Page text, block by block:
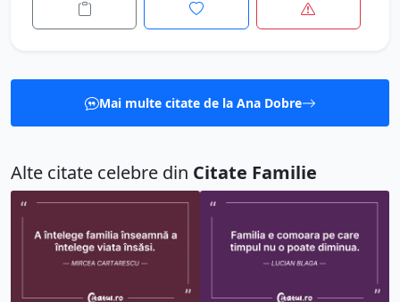
Mai multe citate de la Ana Dobre
Alte citate celebre din Citate Familie